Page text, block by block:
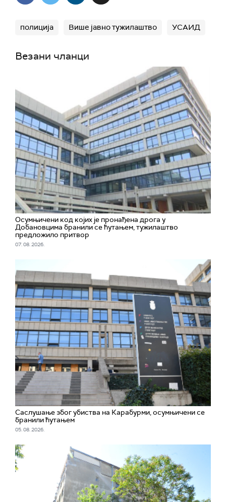
полиција Више јавно тужилаштво УСАИД
Везани чланци
Осумњичени код којих је пронађена дрога у
Добановцима бранили се ћутањем, тужилаштво
предложило притвор
07. 08. 2026.
Саслушање због убиства на Карабурми, осумњичени се
бранили ћутањем
05. 08. 2026.